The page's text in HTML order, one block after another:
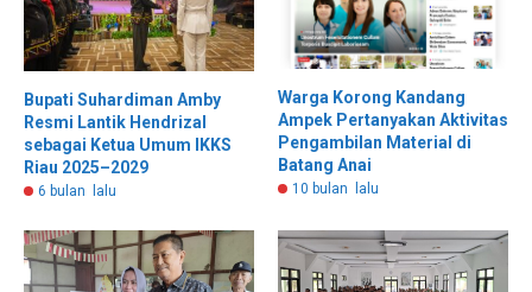
Bupati Suhardiman Amby
Resmi Lantik Hendrizal
sebagai Ketua Umum IKKS
Riau 2025–2029
6 bulan lalu
Warga Korong Kandang
Ampek Pertanyakan Aktivitas
Pengambilan Material di
Batang Anai
10 bulan lalu